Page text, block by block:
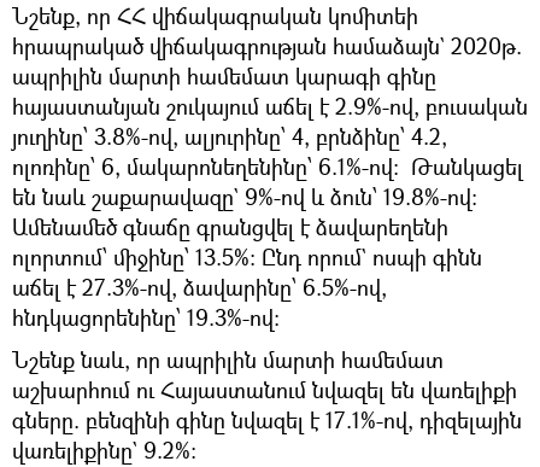
Նշենք, որ ՀՀ վիճակագրական կոմիտեի
հրապրակած վիճակագրության համաձայն` 2020թ.
ապրիլին մարտի համեմատ կարագի գինը
հայաստանյան շուկայում աճել է 2.9%-ով, բուսական
յուղինը՝ 3.8%-ով, ալյուրինը՝ 4, բրնձինը՝ 4.2,
ոլոռինը՝ 6, մակարոնեղենինը՝ 6.1%-ով։ Թանկացել
են նաև շաքարավազը` 9%-ով և ձուն՝ 19.8%-ով:
Ամենամեծ գնաճը գրանցվել է ձավարեղենի
ոլորտում՝ միջինը՝ 13.5%: Ընդ որում` ոսպի գինն
աճել է 27.3%-ով, ձավարինը՝ 6.5%-ով,
հնդկացորենինը՝ 19.3%-ով:
Նշենք նաև, որ ապրիլին մարտի համեմատ
աշխարհում ու Հայաստանում նվազել են վառելիքի
գները. բենզինի գինը նվազել է 17.1%-ով, դիզելային
վառելիքինը` 9.2%: